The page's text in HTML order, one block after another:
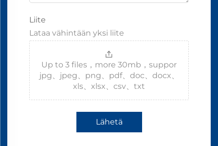
Liite
Lataa vähintään yksi liite
Up to 3 files，more 30mb，suppor
jpg、jpeg、png、pdf、doc、docx、
xls、xlsx、csv、txt
Lähetä